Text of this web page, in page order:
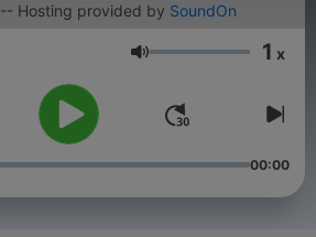
用故事讓生活更精彩！ -- Hosting provided by SoundOn
音量 1 x
00:00